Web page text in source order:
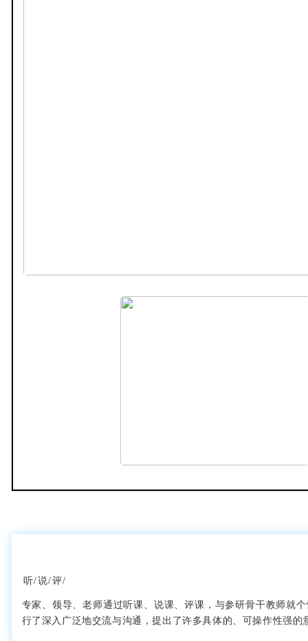
听/说/评/
专家、领导、老师通过听课、说课、评课，与参研骨干教师就
行了深入广泛地交流与沟通，提出了许多具体的、可操作性强的